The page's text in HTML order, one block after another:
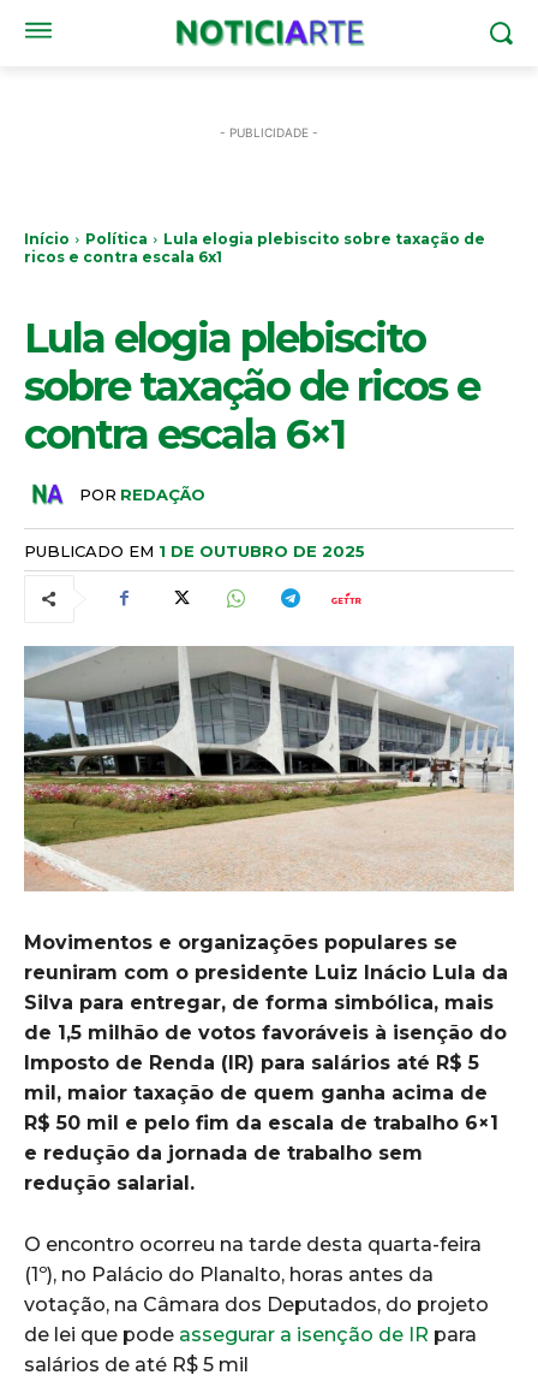
- PUBLICIDADE -
Início Política
Lula elogia plebiscito sobre taxação de
ricos e contra escala 6x1
Lula elogia plebiscito
sobre taxação de ricos e
contra escala 6×1
POR REDAÇÃO
PUBLICADO EM 1 DE OUTUBRO DE 2025
Movimentos e organizações populares se
reuniram com o presidente Luiz Inácio Lula da
Silva para entregar, de forma simbólica, mais
de 1,5 milhão de votos favoráveis à isenção do
Imposto de Renda (IR) para salários até R$ 5
mil, maior taxação de quem ganha acima de
R$ 50 mil e pelo fim da escala de trabalho 6×1
e redução da jornada de trabalho sem
redução salarial.
O encontro ocorreu na tarde desta quarta-feira
(1º), no Palácio do Planalto, horas antes da
votação, na Câmara dos Deputados, do projeto
de lei que pode assegurar a isenção de IR para
salários de até R$ 5 mil